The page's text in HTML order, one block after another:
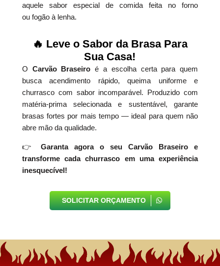
aquele sabor especial de comida feita no forno
ou fogão à lenha.
🔥 Leve o Sabor da Brasa Para
Sua Casa!
O Carvão Braseiro é a escolha certa para quem
busca acendimento rápido, queima uniforme e
churrasco com sabor incomparável. Produzido com
matéria-prima selecionada e sustentável, garante
brasas fortes por mais tempo — ideal para quem não
abre mão da qualidade.
👉
Garanta agora o seu Carvão Braseiro e
transforme cada churrasco em uma experiência
inesquecível!
SOLICITAR ORÇAMENTO